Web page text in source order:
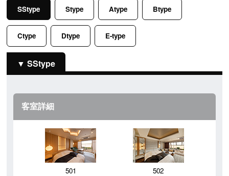
SStype Stype Atype Btype
Ctype Dtype E-type
SStype
客室詳細
501 502